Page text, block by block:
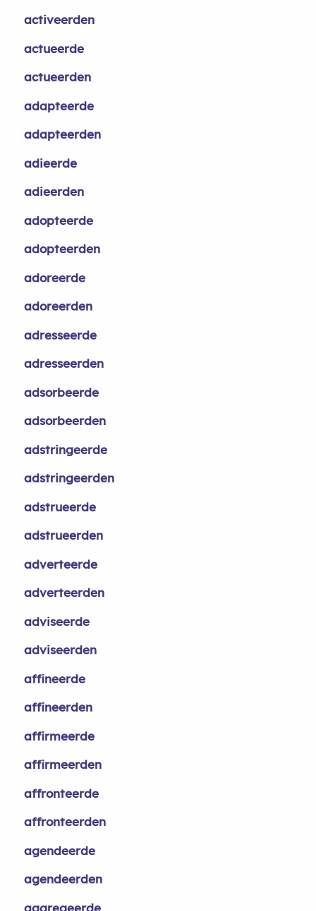
activeerden
actueerde
actueerden
adapteerde
adapteerden
adieerde
adieerden
adopteerde
adopteerden
adoreerde
adoreerden
adresseerde
adresseerden
adsorbeerde
adsorbeerden
adstringeerde
adstringeerden
adstrueerde
adstrueerden
adverteerde
adverteerden
adviseerde
adviseerden
affineerde
affineerden
affirmeerde
affirmeerden
affronteerde
affronteerden
agendeerde
agendeerden
aggregeerde